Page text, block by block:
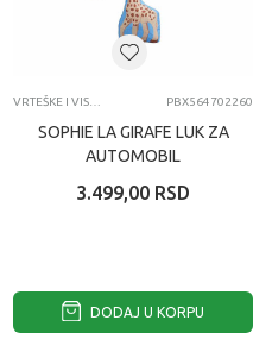
PBX564702260
SOPHIE LA GIRAFE LUK ZA
AUTOMOBIL
3.499,00 RSD
DODAJ U KORPU